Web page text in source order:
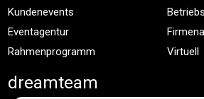
Kundenevents
Eventagentur
Rahmenprogramm
Virtuell
dreamteam